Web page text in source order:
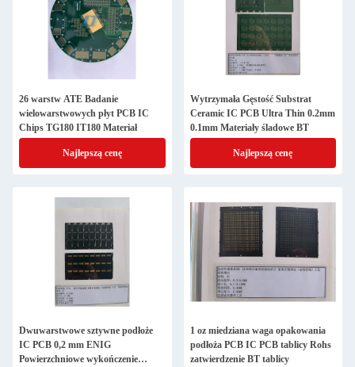
26 warstw ATE Badanie
wielowarstwowych płyt PCB IC
Chips TG180 IT180 Materiał
Najlepszą cenę
Wytrzymała Gęstość Substrat
Ceramic IC PCB Ultra Thin 0.2mm
0.1mm Materiały śladowe BT
Najlepszą cenę
Dwuwarstwowe sztywne podłoże
IC PCB 0,2 mm ENIG
Powierzchniowe wykończenie
1 oz miedziana waga opakowania
podłoża PCB IC PCB tablicy Rohs
zatwierdzenie BT tablicy